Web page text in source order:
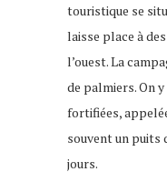
touristique se
laisse place à
l’ouest. La
de palmiers. On
fortifiées,
souvent un puits
jours.